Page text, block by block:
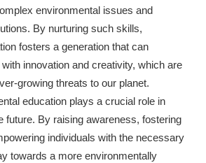
environmental issues and
By nurturing such skills,
fosters a generation that can
innovation and creativity, which are
growing threats to our planet.
education plays a crucial role in
future. By raising awareness, fostering
individuals with the necessary
towards a more environmentally